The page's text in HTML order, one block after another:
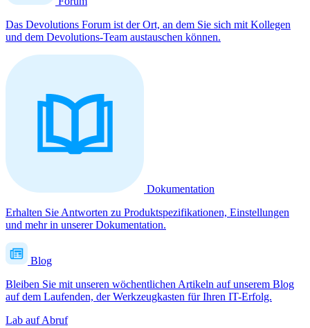
Das Devolutions Forum ist der Ort, an dem Sie sich mit Kollegen
und dem Devolutions-Team austauschen können.
Dokumentation
Erhalten Sie Antworten zu Produktspezifikationen, Einstellungen
und mehr in unserer Dokumentation.
Blog
Bleiben Sie mit unseren wöchentlichen Artikeln auf unserem Blog
auf dem Laufenden, der Werkzeugkasten für Ihren IT-Erfolg.
Lab auf Abruf